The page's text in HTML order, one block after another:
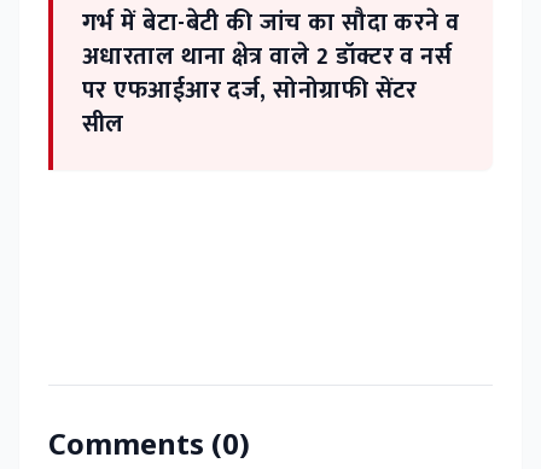
गर्भ में बेटा-बेटी की जांच का सौदा करने व
अधारताल थाना क्षेत्र वाले 2 डॉक्टर व नर्स
पर एफआईआर दर्ज, सोनोग्राफी सेंटर
सील
Comments (0)